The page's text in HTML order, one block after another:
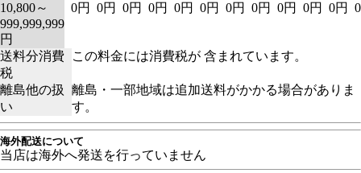
10,800～
999,999,999
円
0円 0円 0円 0円 0円 0円 0円 0円 0円 0円 0円
送料分消費
税
この料金には消費税が 含まれています。
離島他の扱
い
離島・一部地域は追加送料がかかる場合がありま
す。
海外配送について
当店は海外へ発送を行っていません